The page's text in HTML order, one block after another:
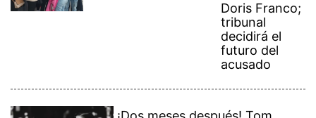
Doris Franco;
tribunal
decidirá el
futuro del
acusado